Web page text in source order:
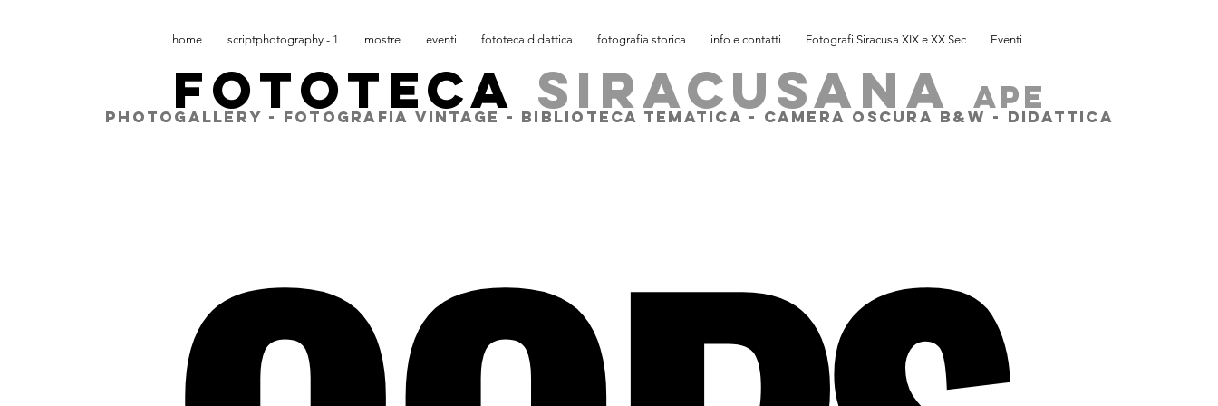
home scriptphotography - 1 mostre eventi fototeca didattica fotografia storica info e contatti Fotografi Siracusa XIX e XX Sec Eventi
FOTOTECA SIRACUSANAape
PHOTOGALLERY - FOTOGRAFIA VINTAGE - BIBLIOTECA TEMATICA - CAMERA OSCURA B&W - DIDATTICA